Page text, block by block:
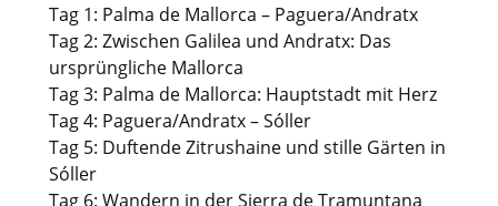
Tag 1: Palma de Mallorca – Paguera/Andratx
Tag 2: Zwischen Galilea und Andratx: Das
ursprüngliche Mallorca
Tag 3: Palma de Mallorca: Hauptstadt mit Herz
Tag 4: Paguera/Andratx – Sóller
Tag 5: Duftende Zitrushaine und stille Gärten in
Sóller
Tag 6: Wandern in der Sierra de Tramuntana